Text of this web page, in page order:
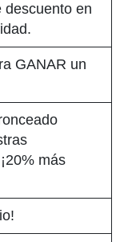
descuento en
GANAR un
más